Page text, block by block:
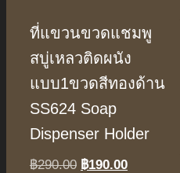
ที่แขวนขวดแชมพู
สบู่เหลวติดผนัง
แบบ1ขวดสีทองด้าน
SS624 Soap
Dispenser Holder
฿290.00 Original
฿190.00Current